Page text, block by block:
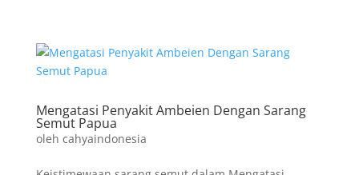
Mengatasi Penyakit Ambeien Dengan Sarang
Semut Papua
oleh cahyaindonesia